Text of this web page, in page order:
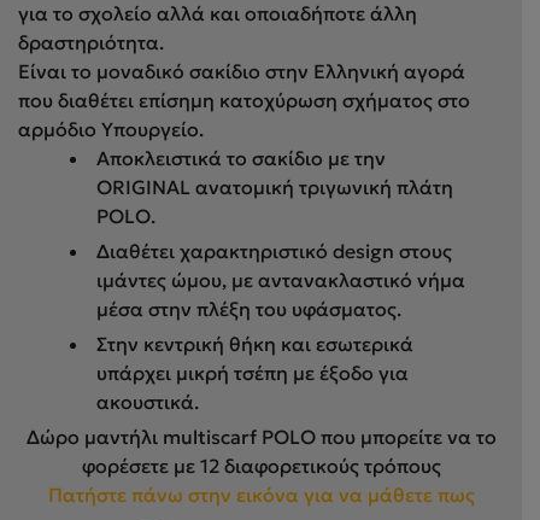
για το σχολείο αλλά και οποιαδήποτε άλλη
δραστηριότητα.
Είναι τo μοναδικό σακίδιο στην Ελληνική αγορά
που διαθέτει επίσημη κατοχύρωση σχήματος στο
αρμόδιο Υπουργείο.
Αποκλειστικά το σακίδιο με την
ORIGINAL ανατομική τριγωνική πλάτη
POLO.
Διαθέτει χαρακτηριστικό design στους
ιμάντες ώμου, με αντανακλαστικό νήμα
μέσα στην πλέξη του υφάσματος.
Στην κεντρική θήκη και εσωτερικά
υπάρχει μικρή τσέπη με έξοδο για
ακουστικά.
Δώρο μαντήλι multiscarf POLO που μπορείτε να το
φορέσετε με 12 διαφορετικούς τρόπους
Πατήστε πάνω στην εικόνα για να μάθετε πως